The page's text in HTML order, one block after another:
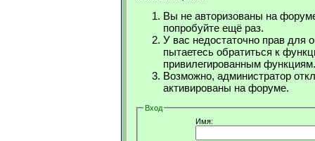
Вы не авторизованы на
попробуйте ещё раз.
У вас недостаточно прав для
пытаетесь обратиться к
привилегированным функциям.
Возможно, администратор
активированы на форуме.
Вход
Имя: